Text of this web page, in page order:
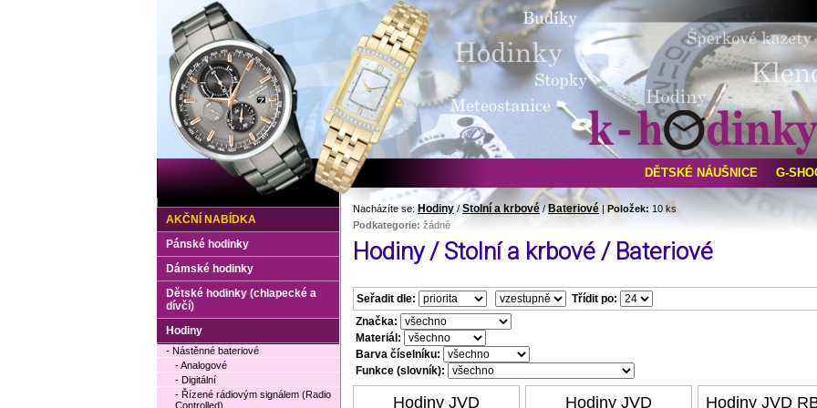
Nacházíte se: Hodiny / Stolní a krbové/Bateriové | Položek: 10 ks
Podkategorie: žádné
Hodiny / Stolní a krbové / Bateriové
Seřadit dle:
Třídit po:
Značka:
Materiál:
Barva číselníku:
Funkce (slovník):
Hodiny JVD
Hodiny JVD
Hodiny JVD
AKČNÍ NABÍDKA
Pánské hodinky
Dámské hodinky
Dětské hodinky (chlapecké a
dívčí)
Hodiny
- Nástěnné bateriové
- Analogové
- Digitální
- Řízené rádiovým signálem (Radio
Controlled)
DĚTSKÉ NÁUŠNICE G-